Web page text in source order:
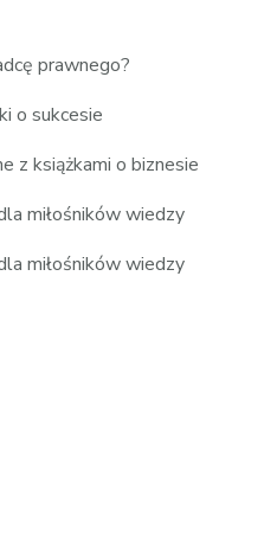
prawnego?
o sukcesie
z książkami o biznesie
miłośników wiedzy
miłośników wiedzy